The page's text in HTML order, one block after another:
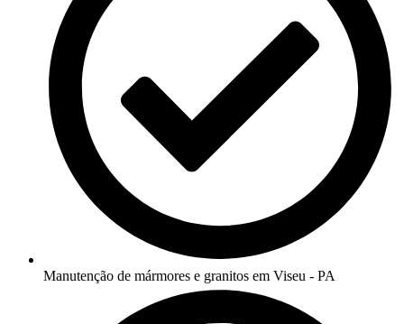
Manutenção de mármores e granitos em Viseu - PA